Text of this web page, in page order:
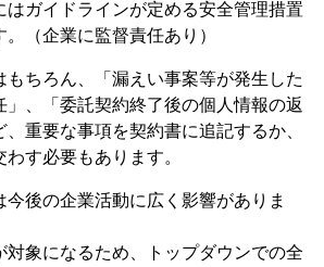
はガイドラインが定める安全管理措置
（企業に監督責任あり）
もちろん、「漏えい事案等が発生した
」、「委託契約終了後の個人情報の返
重要な事項を契約書に追記するか、
す必要もあります。
今後の企業活動に広く影響がありま
対象になるため、トップダウンでの全